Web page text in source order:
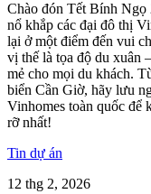
Chào đón Tết Bính
nổ khắp các đại đô thị
lại ở một điểm đến vui
vị thế là tọa độ du xuân
mẻ cho mọi du khách.
biển Cần Giờ, hãy lưu
Vinhomes toàn quốc để
rỡ nhất!
Tin dự án
12 thg 2, 2026